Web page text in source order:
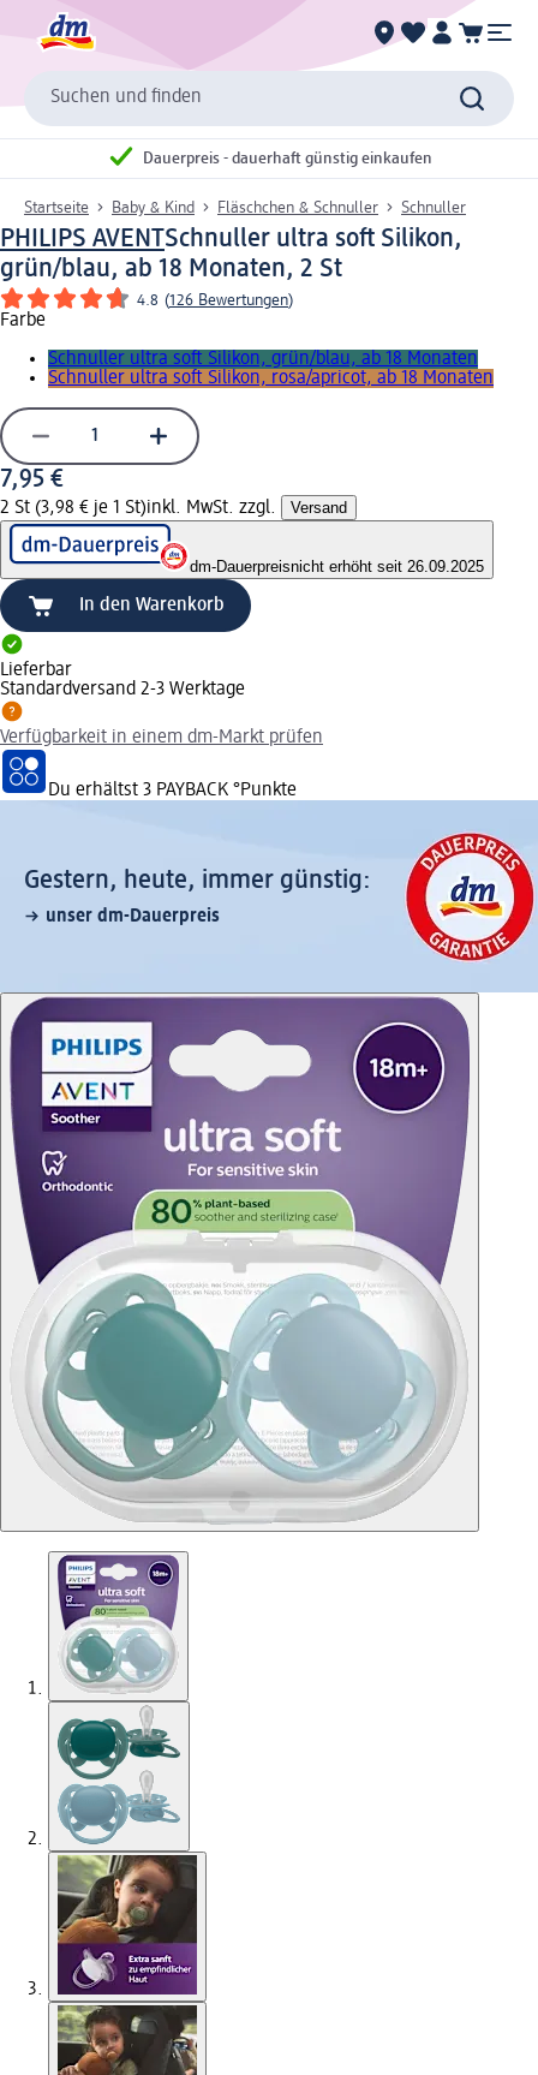
Suchen und finden
Dauerpreis - dauerhaft günstig einkaufen
Startseite Baby & Kind Fläschchen & Schnuller Schnuller
PHILIPS AVENTSchnuller ultra soft Silikon,
grün/blau, ab 18 Monaten, 2 St
4.8 (126 Bewertungen)
Farbe
Schnuller ultra soft Silikon, grün/blau, ab 18 Monaten
Schnuller ultra soft Silikon, rosa/apricot, ab 18 Monaten
7,95 €
2 St (3,98 € je 1 St)inkl. MwSt. zzgl. Versand
dm-Dauerpreisnicht erhöht seit 26.09.2025
In den Warenkorb
Lieferbar
Standardversand 2-3 Werktage
Verfügbarkeit in einem dm-Markt prüfen
Du erhältst 3 PAYBACK °Punkte
Gestern, heute, immer günstig:
unser dm-Dauerpreis